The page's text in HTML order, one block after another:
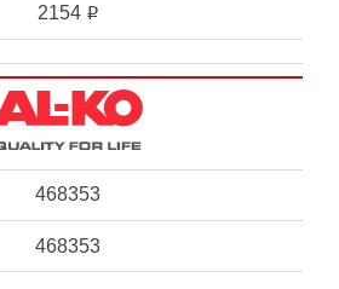
2154 i
468353
468353